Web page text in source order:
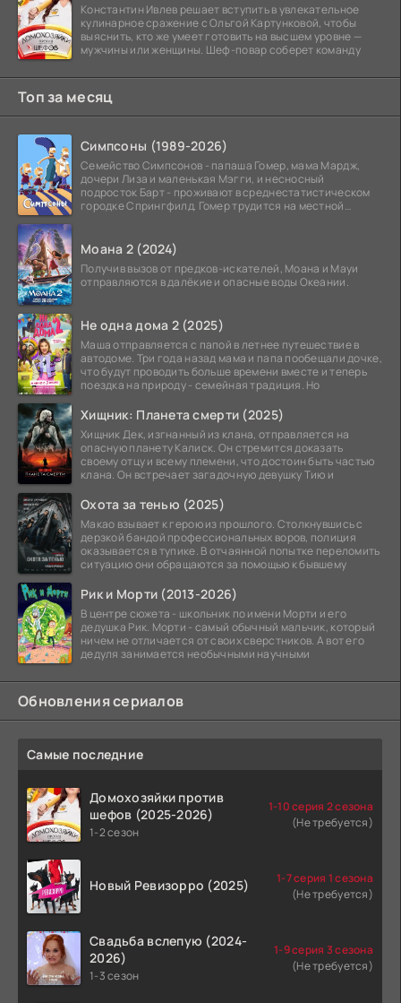
Константин Ивлев решает вступить в увлекательное
кулинарное сражение с Ольгой Картунковой, чтобы
выяснить, кто же умеет готовить на высшем уровне —
мужчины или женщины. Шеф-повар соберет команду
Топ за месяц
Симпсоны (1989-2026)
Семейство Симпсонов - папаша Гомер, мама Мардж,
дочери Лиза и маленькая Мэгги, и несносный
подросток Барт - проживают в среднестатистическом
городке Спрингфилд. Гомер трудится на местной
Моана 2 (2024)
Получив вызов от предков-искателей, Моана и Мауи
отправляются в далёкие и опасные воды Океании.
Не одна дома 2 (2025)
Маша отправляется с папой в летнее путешествие в
автодоме. Три года назад мама и папа пообещали дочке,
что будут проводить больше времени вместе и теперь
поездка на природу - семейная традиция. Но
Хищник: Планета смерти (2025)
Хищник Дек, изгнанный из клана, отправляется на
опасную планету Калиск. Он стремится доказать
своему отцу и всему племени, что достоин быть частью
клана. Он встречает загадочную девушку Тию и
Охота за тенью (2025)
Макао взывает к герою из прошлого. Столкнувшись с
дерзкой бандой профессиональных воров, полиция
оказывается в тупике. В отчаянной попытке переломить
ситуацию они обращаются за помощью к бывшему
Рик и Морти (2013-2026)
В центре сюжета - школьник по имени Морти и его
дедушка Рик. Морти - самый обычный мальчик, который
ничем не отличается от своих сверстников. А вот его
дедуля занимается необычными научными
Обновления сериалов
Самые последние
Домохозяйки против
шефов (2025-2026)
1-2 сезон
1-10 серия 2 сезона
(Не требуется)
Новый Ревизорро (2025)
1-7 серия 1 сезона
(Не требуется)
Свадьба вслепую (2024-
2026)
1-3 сезон
1-9 серия 3 сезона
(Не требуется)